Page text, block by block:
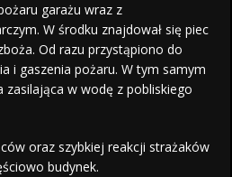
garażu wraz z
W środku znajdował się piec
Od razu przystąpiono do
i gaszenia pożaru. W tym samym
zasilająca w wodę z pobliskiego
oraz szybkiej reakcji strażaków
budynek.